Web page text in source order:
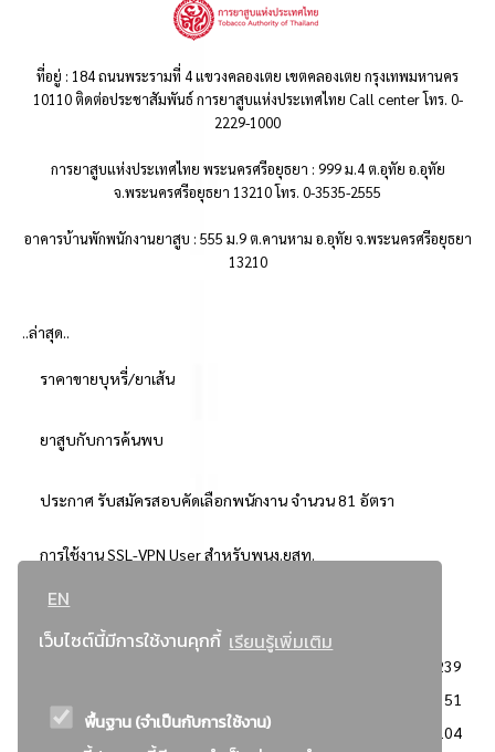
EN
เว็บไซต์นี้มีการใช้งานคุกกี้ เรียนรู้เพิ่มเติม
พื้นฐาน (จำเป็นกับการใช้งาน)
ที่อยู่ : 184 ถนนพระรามที่ 4 แขวงคลองเตย เขตคลองเตย กรุงเทพมหานคร
10110 ติดต่อประชาสัมพันธ์ การยาสูบแห่งประเทศไทย Call center โทร. 0-
2229-1000
การยาสูบแห่งประเทศไทย พระนครศรีอยุธยา : 999 ม.4 ต.อุทัย อ.อุทัย
จ.พระนครศรีอยุธยา 13210 โทร. 0-3535-2555
อาคารบ้านพักพนักงานยาสูบ : 555 ม.9 ต.คานหาม อ.อุทัย จ.พระนครศรีอยุธยา
13210
..ล่าสุด..
ราคาขายบุหรี่/ยาเส้น
ยาสูบกับการค้นพบ
ประกาศ รับสมัครสอบคัดเลือกพนักงาน จำนวน 81 อัตรา
การใช้งาน SSL-VPN User สำหรับพนง.ยสท.
..ยอดนิยม..
3239
2351
: วิธีเฉพาะเจาะจง
2104